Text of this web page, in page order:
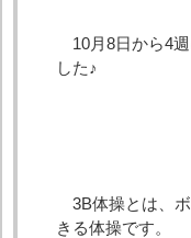
10月8日から4
した♪
3B体操とは、
きる体操です。